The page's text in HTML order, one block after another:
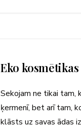
Eko
Sekojam ne tikai tam,
ķermenī, bet arī tam,
klāsts uz savas ādas